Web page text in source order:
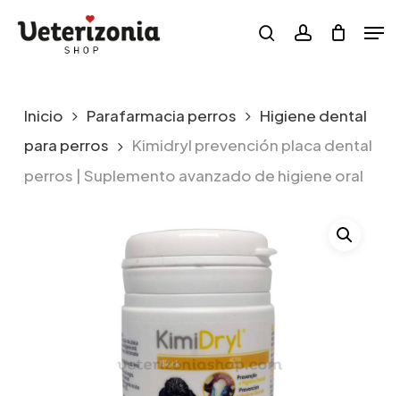
searchaccount
Inicio Parafarmacia perros
Higiene dental
para perros
Kimidryl prevención placa dental
perros | Suplemento avanzado de higiene oral